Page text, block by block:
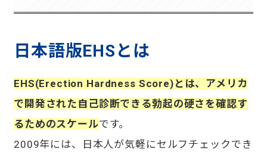
日本語版EHSとは
EHS(Erection Hardness Score)とは、アメリカ
で開発された自己診断できる勃起の硬さを確認す
るためのスケールです。
2009年には、日本人が気軽にセルフチェックでき